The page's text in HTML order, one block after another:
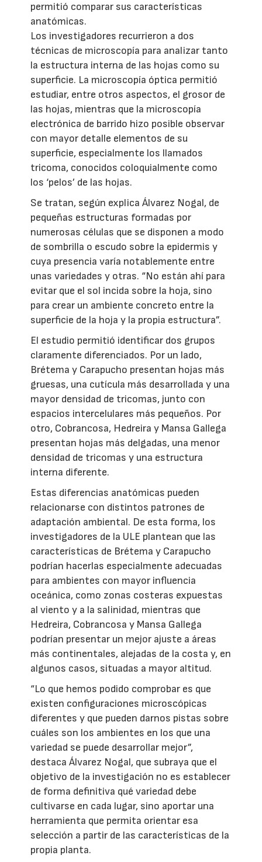
permitió comparar sus características
anatómicas.
Los investigadores recurrieron a dos
técnicas de microscopía para analizar tanto
la estructura interna de las hojas como su
superficie. La microscopía óptica permitió
estudiar, entre otros aspectos, el grosor de
las hojas, mientras que la microscopía
electrónica de barrido hizo posible observar
con mayor detalle elementos de su
superficie, especialmente los llamados
tricoma, conocidos coloquialmente como
los ‘pelos’ de las hojas.
Se tratan, según explica Álvarez Nogal, de
pequeñas estructuras formadas por
numerosas células que se disponen a modo
de sombrilla o escudo sobre la epidermis y
cuya presencia varía notablemente entre
unas variedades y otras. “No están ahí para
evitar que el sol incida sobre la hoja, sino
para crear un ambiente concreto entre la
superficie de la hoja y la propia estructura”.
El estudio permitió identificar dos grupos
claramente diferenciados. Por un lado,
Brétema y Carapucho presentan hojas más
gruesas, una cutícula más desarrollada y una
mayor densidad de tricomas, junto con
espacios intercelulares más pequeños. Por
otro, Cobrancosa, Hedreira y Mansa Gallega
presentan hojas más delgadas, una menor
densidad de tricomas y una estructura
interna diferente.
Estas diferencias anatómicas pueden
relacionarse con distintos patrones de
adaptación ambiental. De esta forma, los
investigadores de la ULE plantean que las
características de Brétema y Carapucho
podrían hacerlas especialmente adecuadas
para ambientes con mayor influencia
oceánica, como zonas costeras expuestas
al viento y a la salinidad, mientras que
Hedreira, Cobrancosa y Mansa Gallega
podrían presentar un mejor ajuste a áreas
más continentales, alejadas de la costa y, en
algunos casos, situadas a mayor altitud.
“Lo que hemos podido comprobar es que
existen configuraciones microscópicas
diferentes y que pueden darnos pistas sobre
cuáles son los ambientes en los que una
variedad se puede desarrollar mejor”,
destaca Álvarez Nogal, que subraya que el
objetivo de la investigación no es establecer
de forma definitiva qué variedad debe
cultivarse en cada lugar, sino aportar una
herramienta que permita orientar esa
selección a partir de las características de la
propia planta.